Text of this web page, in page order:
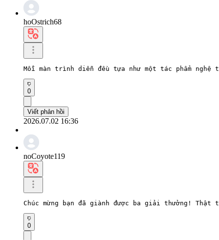
hoOstrich68
Mỗi màn trình diễn đều tựa như một tác phẩm
0
Viết phản hồi
2026.07.02 16:36
noCoyote119
Chúc mừng bạn đã giành được ba giải thưởng!
0